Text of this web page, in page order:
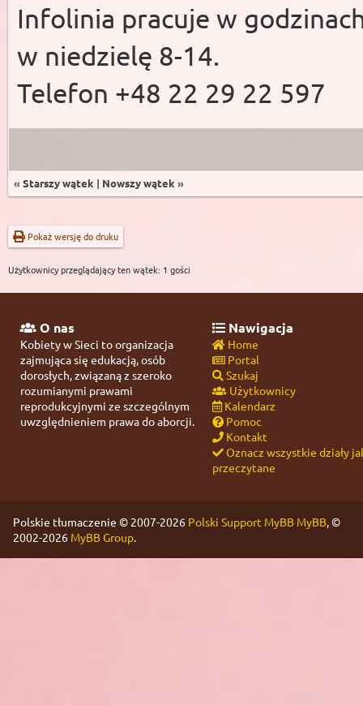
Infolinia pracuje w
w niedzielę 8-14.
Telefon +48 22 29 22 597
« Starszy wątek | Nowszy wątek »
Pokaż wersję do druku
Użytkownicy przeglądający ten wątek: 1 gości
O nas
Kobiety w Sieci to organizacja
zajmująca się edukacją, osób
dorosłych, związaną z szeroko
rozumianymi prawami
reprodukcyjnymi ze szczególnym
uwzględnieniem prawa do aborcji.
Nawigacja
Home
Portal
Szukaj
Użytkownicy
Kalendarz
Pomoc
Kontakt
Oznacz wszystkie działy
przeczytane
Polskie tłumaczenie © 2007-2026 Polski Support MyBB MyBB, ©
2002-2026 MyBB Group.